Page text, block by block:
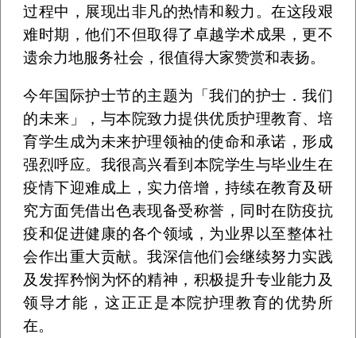
过程中，展现出非凡的热情和毅力。在这段艰
难时期，他们不但取得了卓越学术成果，更不
遗余力地服务社会，很值得大家赞赏和表扬。
今年国际护士节的主题为「我们的护士．我们
的未来」，与本院致力提供优质护理教育、培
育学生成为未来护理领袖的使命和承诺，形成
强烈呼应。我很高兴看到本院学生与毕业生在
疫情下迎难成上，实力倍增，持续在教育及研
究方面凭借出色表现备受称誉，同时在防疫抗
疫和促进健康的各个领域，为业界以至整体社
会作出重大贡献。我深信他们会继续努力实践
及发挥矜悯为怀的精神，积极提升专业能力及
领导才能，这正正是本院护理教育的优势所
在。